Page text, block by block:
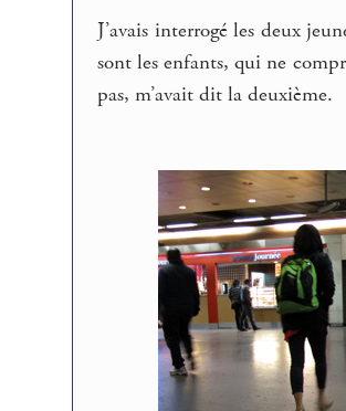
J’avais interrogé les deux
sont les enfants, qui ne
pas, m’avait dit la deuxième.